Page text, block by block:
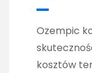
Ozempic
kosztów